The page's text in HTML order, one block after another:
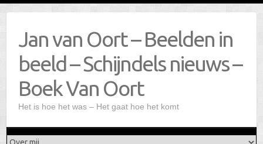
Jan van Oort – Beelden in
beeld – Schijndels nieuws –
Boek Van Oort
Het is hoe het was – Het gaat hoe het komt